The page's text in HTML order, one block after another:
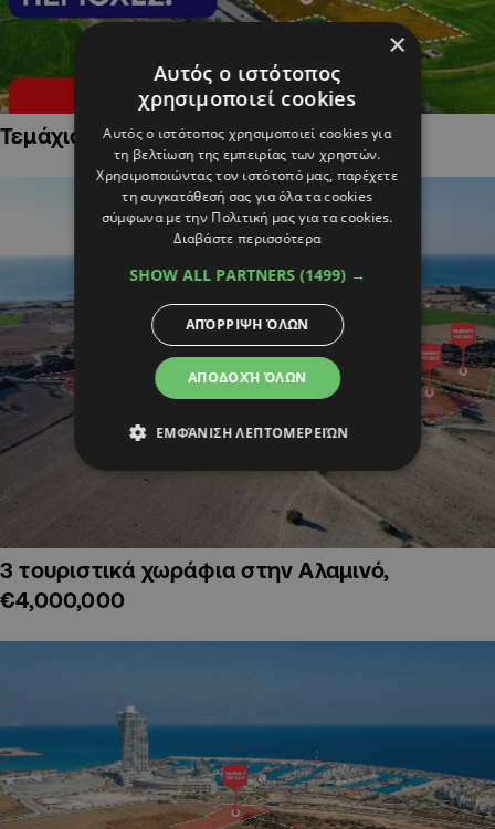
Τεμάχια Γης σε Οικιστικές Περιοχές
3 τουριστικά χωράφια στην Αλαμινό,
€4,000,000
×
Αυτός ο ιστότοπος
χρησιμοποιεί cookies
Αυτός ο ιστότοπος χρησιμοποιεί cookies για
τη βελτίωση της εμπειρίας των χρηστών.
Χρησιμοποιώντας τον ιστότοπό μας, παρέχετε
τη συγκατάθεσή σας για όλα τα cookies
σύμφωνα με την Πολιτική μας για τα cookies.
Διαβάστε περισσότερα
SHOW ALL PARTNERS (1499) →
ΑΠΟΔΟΧΉ ΌΛΩΝ
ΑΠΌΡΡΙΨΗ ΌΛΩΝ
ΕΜΦΆΝΙΣΗ ΛΕΠΤΟΜΕΡΕΙΏΝ